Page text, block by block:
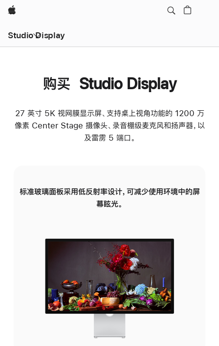
Apple
Studio Display
购买 Studio Display
27 英寸 5K 视网膜显示屏、支持桌上视角功能的 1200 万
像素 Center Stage 摄像头、录音棚级麦克风和扬声器，以
及雷雳 5 端口。
标准玻璃面板采用低反射率设计，可减少使用环境中的屏
幕眩光。